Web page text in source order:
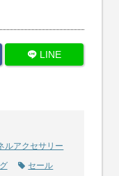
LINE
ルアクセサリー
セール